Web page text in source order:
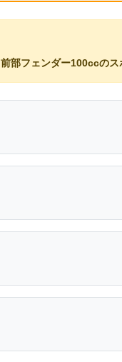
前部フェンダー100ccのス